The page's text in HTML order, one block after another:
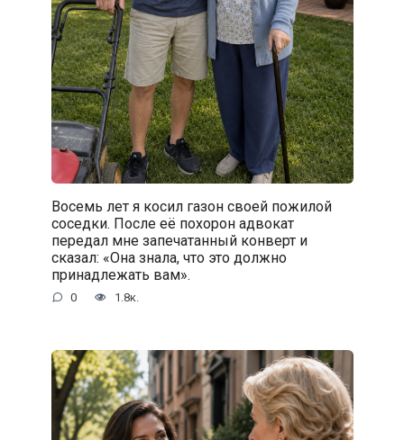
Восемь лет я косил газон своей пожилой
соседки. После её похорон адвокат
передал мне запечатанный конверт и
сказал: «Она знала, что это должно
принадлежать вам».
0 1.8к.